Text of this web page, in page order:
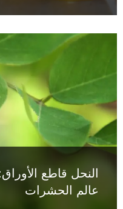
النحل قاطع
عالم الحشرات